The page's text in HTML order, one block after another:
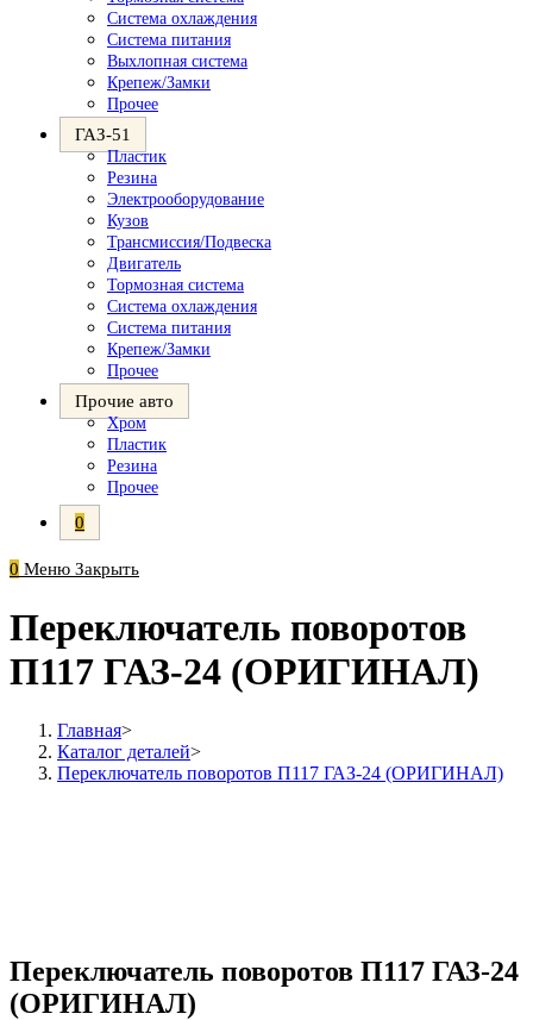
Система охлаждения
Система питания
Выхлопная система
Крепеж/Замки
Прочее
ГАЗ-51
Пластик
Резина
Электрооборудование
Кузов
Трансмиссия/Подвеска
Двигатель
Тормозная система
Система охлаждения
Система питания
Крепеж/Замки
Прочее
Прочие авто
Хром
Пластик
Резина
Прочее
0
0 Меню Закрыть
Переключатель поворотов
П117 ГАЗ-24 (ОРИГИНАЛ)
Главная>
Каталог деталей>
Переключатель поворотов П117 ГАЗ-24 (ОРИГИНАЛ)
Переключатель поворотов П117 ГАЗ-24
(ОРИГИНАЛ)